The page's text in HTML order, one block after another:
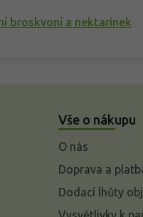
broskvoní a nektarinek
Vše o nákupu
O nás
Doprava a
Dodací lhůty